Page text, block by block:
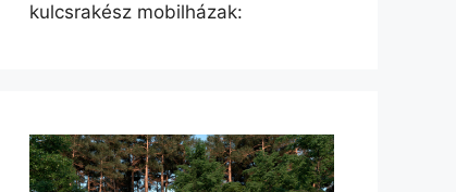
kulcsrakész mobilházak: